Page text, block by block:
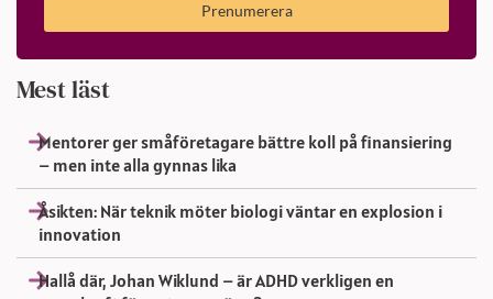
Prenumerera
Mest läst
Mentorer ger småföretagare bättre koll på finansiering
– men inte alla gynnas lika
Åsikten: När teknik möter biologi väntar en explosion i
innovation
Hallå där, Johan Wiklund – är ADHD verkligen en